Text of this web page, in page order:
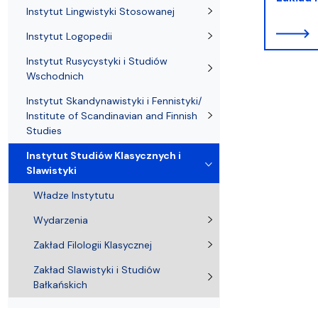
Instytut Lingwistyki Stosowanej
Instytut Logopedii
Instytut Rusycystyki i Studiów
Wschodnich
Instytut Skandynawistyki i Fennistyki/
Institute of Scandinavian and Finnish
Studies
Instytut Studiów Klasycznych i
Slawistyki
Władze Instytutu
Wydarzenia
Zakład Filologii Klasycznej
Zakład Slawistyki i Studiów
Bałkańskich